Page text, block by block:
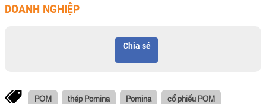
DOANH NGHIỆP
Chia sẻ
POM thép Pomina Pomina cổ phiếu POM